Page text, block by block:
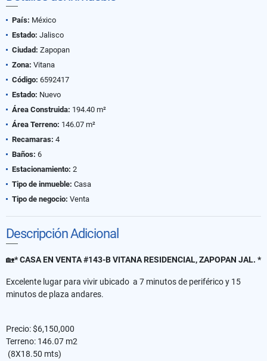
País: México
Estado: Jalisco
Ciudad: Zapopan
Zona: Vitana
Código: 6592417
Estado: Nuevo
Área Construida: 194.40 m²
Área Terreno: 146.07 m²
Recamaras: 4
Baños: 6
Estacionamiento: 2
Tipo de inmueble: Casa
Tipo de negocio: Venta
Descripción Adicional
🏡* CASA EN VENTA #143-B VITANA RESIDENCIAL, ZAPOPAN JAL. *
Excelente lugar para vivir ubicado a 7 minutos de periférico y 15
minutos de plaza andares.
Precio: $6,150,000
Terreno: 146.07 m2
(8X18.50 mts)